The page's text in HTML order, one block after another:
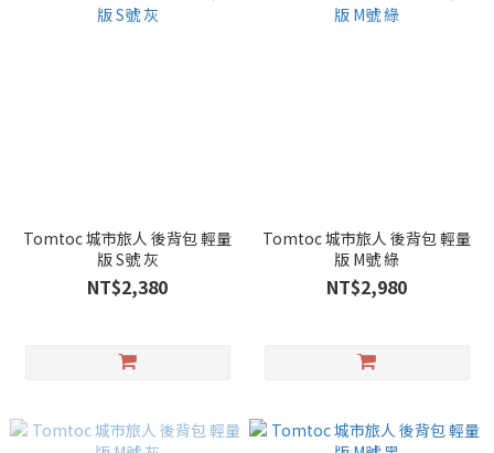
Tomtoc 城市旅人 後背包 輕量
版 S號 灰
NT$2,380
Tomtoc 城市旅人 後背包 輕量
版 M號 綠
NT$2,980